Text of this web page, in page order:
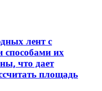
лент с
способами их
что дает
площадь